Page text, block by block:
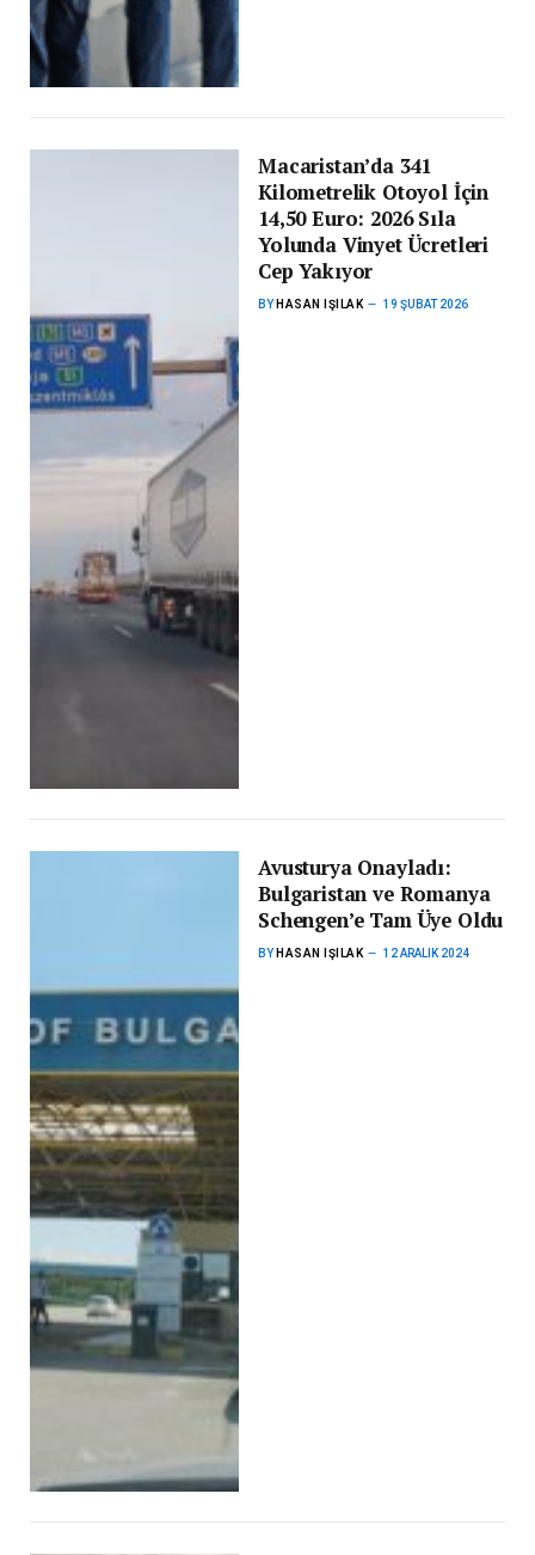
Macaristan’da 341
Kilometrelik Otoyol İçin
14,50 Euro: 2026 Sıla
Yolunda Vinyet Ücretleri
Cep Yakıyor
BY HASAN IŞILAK 19 ŞUBAT 2026
Avusturya Onayladı:
Bulgaristan ve Romanya
Schengen’e Tam Üye Oldu
BY HASAN IŞILAK 12 ARALIK 2024